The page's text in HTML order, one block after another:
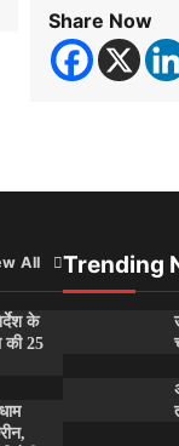
Share Now
All
के
की 25
Trending